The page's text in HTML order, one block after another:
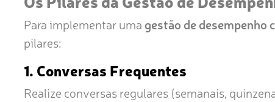
Para implementar uma gestão de desempenho
pilares:
1. Conversas Frequentes
Realize conversas regulares (semanais,